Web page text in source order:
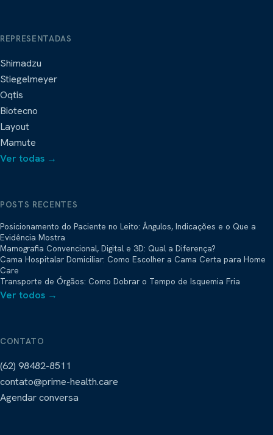
REPRESENTADAS
Shimadzu
Stiegelmeyer
Oqtis
Biotecno
Layout
Mamute
Ver todas →
POSTS RECENTES
Posicionamento do Paciente no Leito: Ângulos, Indicações e o Que a
Evidência Mostra
Mamografia Convencional, Digital e 3D: Qual a Diferença?
Cama Hospitalar Domiciliar: Como Escolher a Cama Certa para Home
Care
Transporte de Órgãos: Como Dobrar o Tempo de Isquemia Fria
Ver todos →
CONTATO
(62) 98482-8511
contato@prime-health.care
Agendar conversa